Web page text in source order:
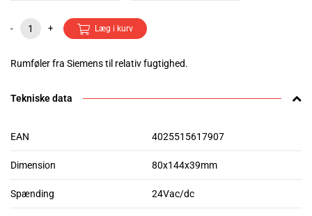
- + Læg i kurv
Rumføler fra Siemens til relativ fugtighed.
Tekniske data
EAN 4025515617907
Dimension 80x144x39mm
Spænding 24Vac/dc